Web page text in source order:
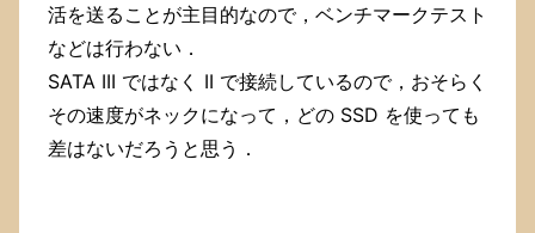
活を送ることが主目的なので，ベンチマークテスト
などは行わない．
SATA III ではなく II で接続しているので，おそらく
その速度がネックになって，どの SSD を使っても
差はないだろうと思う．